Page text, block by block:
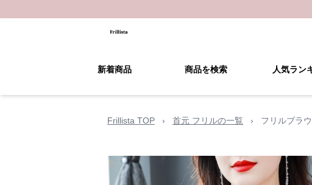
新着商品 商品を検索 人気ラン
Frillista TOP › 首元 フリルの一覧 › フリルブラ